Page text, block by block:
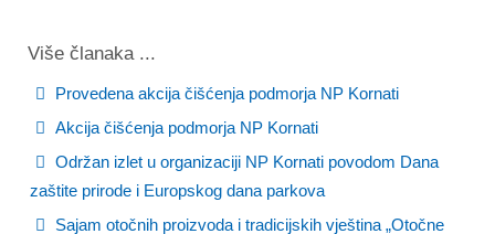
Više članaka ...
Provedena akcija čišćenja podmorja NP Kornati
Akcija čišćenja podmorja NP Kornati
Održan izlet u organizaciji NP Kornati povodom Dana
zaštite prirode i Europskog dana parkova
Sajam otočnih proizvoda i tradicijskih vještina „Otočne